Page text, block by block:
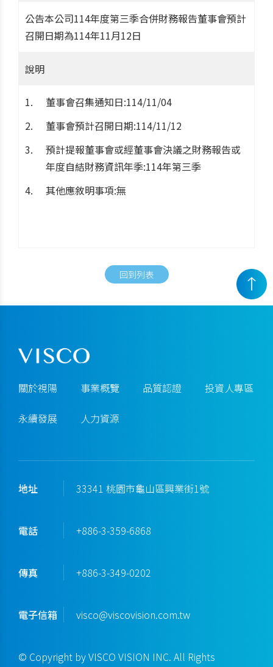
公告本公司114年度第三季合併財務報告董事會預計
召開日期為114年11月12日
說明
董事會召集通知日:114/11/04
董事會預計召開日期:114/11/12
預計提報董事會或經董事會決議之財務報告或
年度自結財務資訊年季:114年第三季
其他應敘明事項:無
回到列表
關於視陽 事業概覽 品質認證 投資人專區
永續發展 人力資源
地址 33341 桃園市龜山區興業街1號
電話 +886-3-359-6868
傳真 +886-3-349-0202
電子信箱 visco@viscovision.com.tw
© Copyright by VISCO VISION INC. All Rights